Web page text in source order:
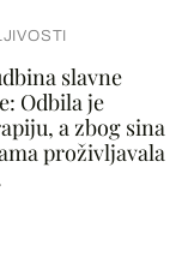
slavne
Odbila je
a zbog sina
proživljavala